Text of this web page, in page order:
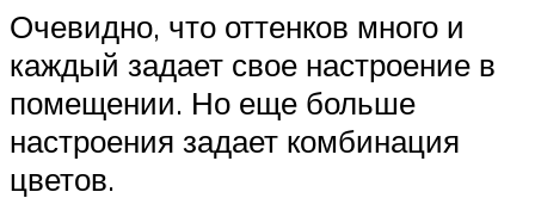
Очевидно, что оттенков много и
каждый задает свое настроение в
помещении. Но еще больше
настроения задает комбинация
цветов.